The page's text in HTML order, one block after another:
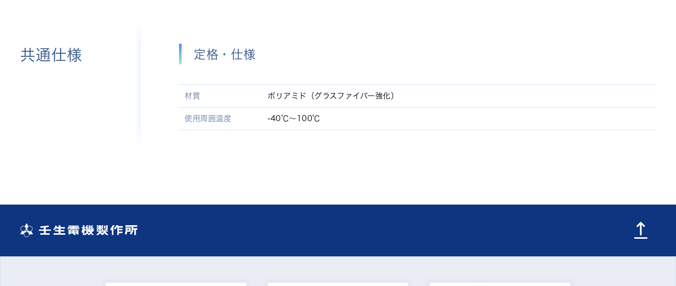
共通仕様 定格・仕様
材質 ポリアミド（グラスファイバー強化）
使用周囲温度 -40℃～100℃